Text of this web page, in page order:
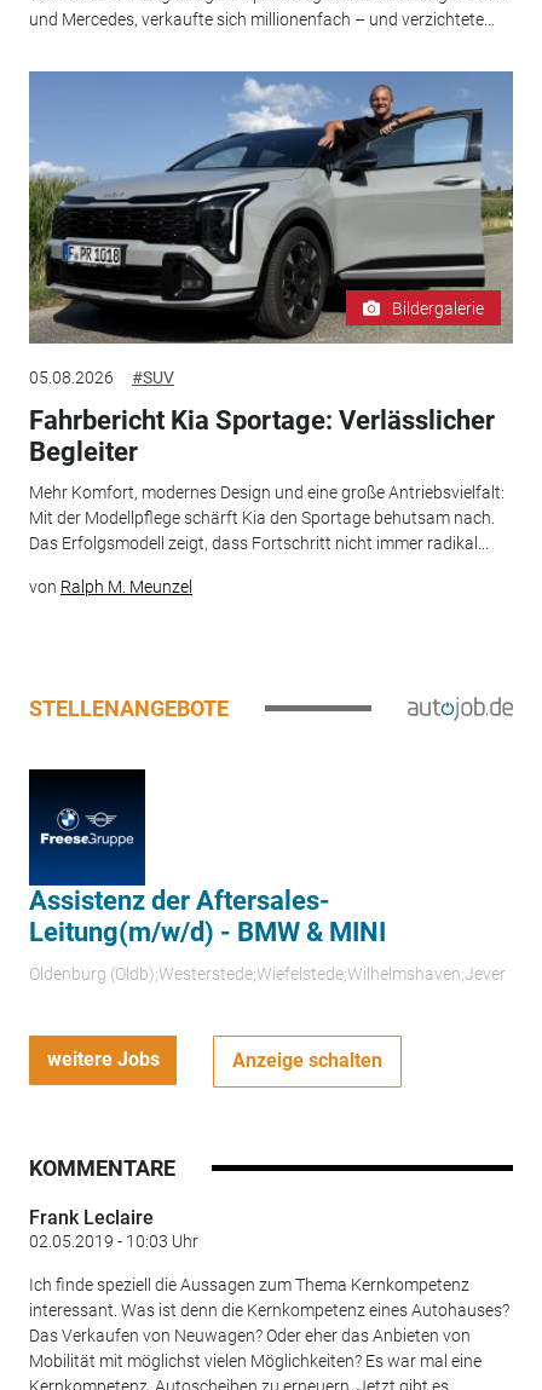
und Mercedes, verkaufte sich millionenfach – und verzichtete...
Bildergalerie
05.08.2026 #SUV
Fahrbericht Kia Sportage: Verlässlicher
Begleiter
Mehr Komfort, modernes Design und eine große Antriebsvielfalt:
Mit der Modellpflege schärft Kia den Sportage behutsam nach.
Das Erfolgsmodell zeigt, dass Fortschritt nicht immer radikal...
von Ralph M. Meunzel
STELLENANGEBOTE
Assistenz der Aftersales-
Leitung(m/w/d) - BMW & MINI
Oldenburg (Oldb);Westerstede;Wiefelstede;Wilhelmshaven;Jever
weitere Jobs Anzeige schalten
KOMMENTARE
Frank Leclaire
02.05.2019 - 10:03 Uhr
Ich finde speziell die Aussagen zum Thema Kernkompetenz
interessant. Was ist denn die Kernkompetenz eines Autohauses?
Das Verkaufen von Neuwagen? Oder eher das Anbieten von
Mobilität mit möglichst vielen Möglichkeiten? Es war mal eine